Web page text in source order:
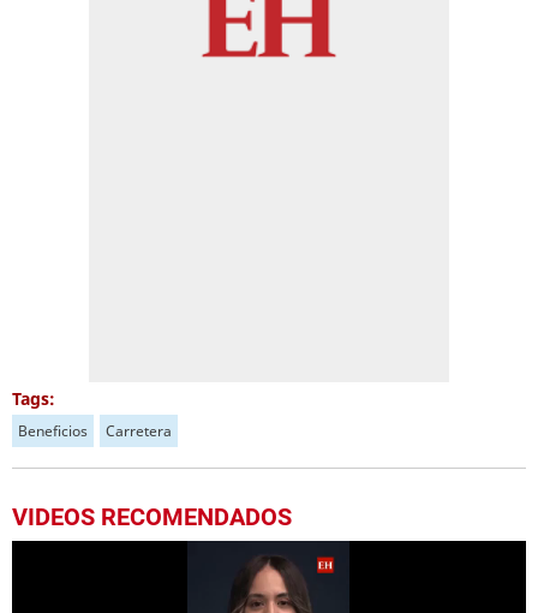
Tags:
Beneficios Carretera
VIDEOS RECOMENDADOS